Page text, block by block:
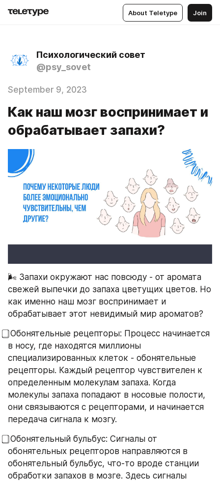
About Teletype Join
Психологический совет
@psy_sovet
September 9, 2023
Как наш мозг воспринимает и
обрабатывает запахи?
🌬 Запахи окружают нас повсюду - от аромата
свежей выпечки до запаха цветущих цветов. Но
как именно наш мозг воспринимает и
обрабатывает этот невидимый мир ароматов?
⃣ Обонятельные рецепторы: Процесс начинается
в носу, где находятся миллионы
специализированных клеток - обонятельные
рецепторы. Каждый рецептор чувствителен к
определенным молекулам запаха. Когда
молекулы запаха попадают в носовые полости,
они связываются с рецепторами, и начинается
передача сигнала к мозгу.
⃣ Обонятельный бульбус: Сигналы от
обонятельных рецепторов направляются в
обонятельный бульбус, что-то вроде станции
обработки запахов в мозге. Здесь сигналы